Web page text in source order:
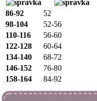
86-92 52
98-104
52-56
110-116
56-60
122-128
60-64
134-140
68-72
146-152
76-80
158-164
84-92